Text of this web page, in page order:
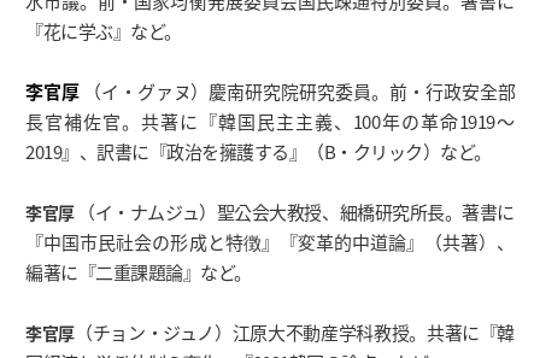
『花に学ぶ』など。
李官厚（イ・グァヌ）慶南研究院研究委員。前・行政安全部
長官補佐官。共著に『韓国民主主義、100年の革命1919〜
2019』、訳書に『政治を擁護する』（B・クリック）など。
李官厚（イ・ナムジュ）聖公会大教授、細橋研究所長。著書に
『中国市民社会の形成と特徴』『変革的中道論』（共著）、
編著に『二重課題論』など。
李官厚（チョン・ジュノ）江原大不動産学科教授。共著に『韓